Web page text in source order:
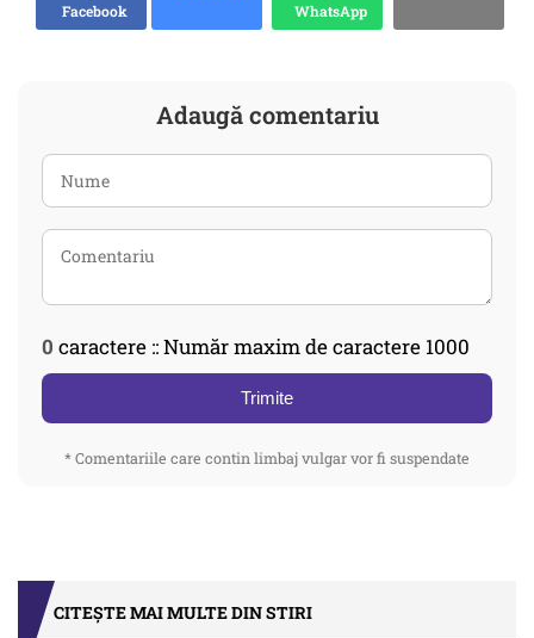
Facebook
WhatsApp
Adaugă comentariu
0 caractere :: Număr maxim de caractere 1000
Trimite
* Comentariile care contin limbaj vulgar vor fi suspendate
CITEȘTE MAI MULTE DIN STIRI